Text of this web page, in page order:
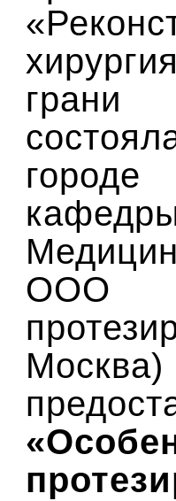
грани
ООО